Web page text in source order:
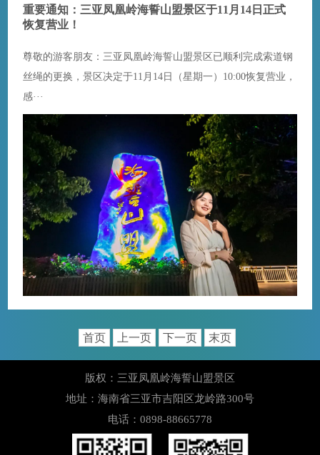
重要通知：三亚凤凰岭海誓山盟景区于11月14日正式
恢复营业！
尊敬的游客朋友：三亚凤凰岭海誓山盟景区已顺利完成索道钢
丝绳的更换，景区决定于11月14日（星期一）10:00恢复营业，
感···
首页 上一页 下一页 末页
版权：三亚凤凰岭海誓山盟景区
地址：海南省三亚市吉阳区龙岭路300号
电话：0898-88665778